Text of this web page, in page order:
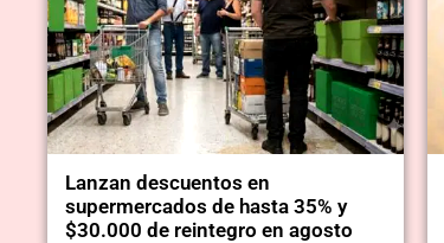
Lanzan descuentos en
supermercados de hasta 35% y
$30.000 de reintegro en agosto